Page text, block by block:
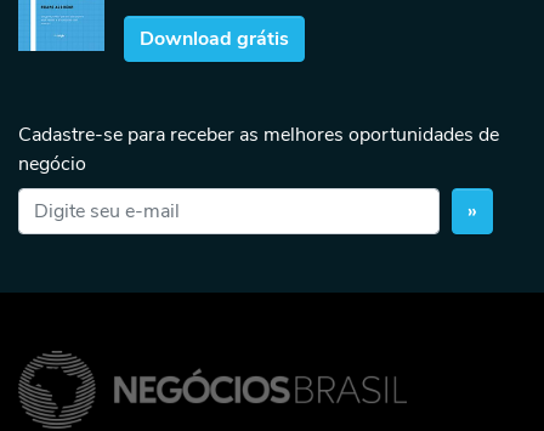
Download grátis
Cadastre-se para receber as melhores oportunidades de
negócio
»